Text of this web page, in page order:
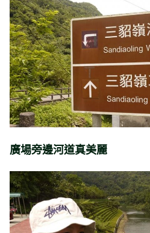
廣場旁邊河道真美麗